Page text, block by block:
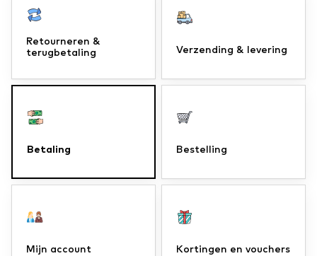
Retourneren &
terugbetaling
Verzending & levering
Betaling Bestelling
Mijn account Kortingen en vouchers